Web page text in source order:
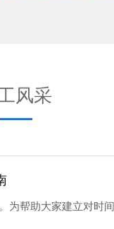
风采
帮助大家建立对时